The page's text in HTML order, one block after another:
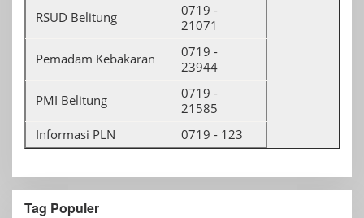
RSUD Belitung
0719 -
21071
Pemadam Kebakaran
0719 -
23944
PMI Belitung
0719 -
21585
Informasi PLN
0719 - 123
Tag Populer